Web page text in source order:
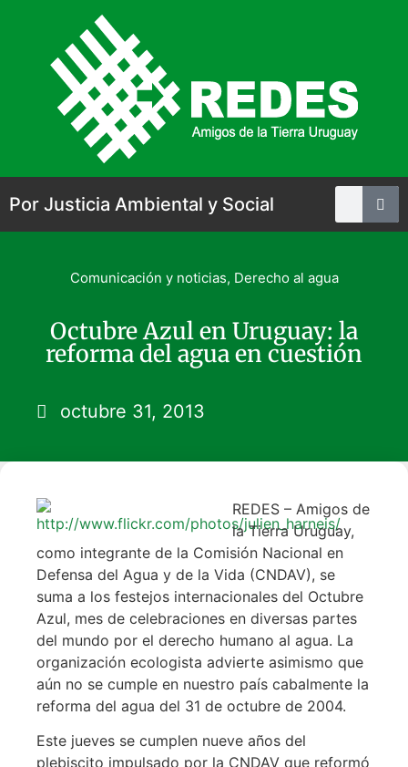
Por Justicia Ambiental y Social
Comunicación y noticias, Derecho al agua
Octubre Azul en Uruguay: la
reforma del agua en cuestión
octubre 31, 2013
REDES – Amigos de
la Tierra Uruguay,
como integrante de la Comisión Nacional en
Defensa del Agua y de la Vida (CNDAV), se
suma a los festejos internacionales del Octubre
Azul, mes de celebraciones en diversas partes
del mundo por el derecho humano al agua. La
organización ecologista advierte asimismo que
aún no se cumple en nuestro país cabalmente la
reforma del agua del 31 de octubre de 2004.
Este jueves se cumplen nueve años del
plebiscito impulsado por la CNDAV que reformó